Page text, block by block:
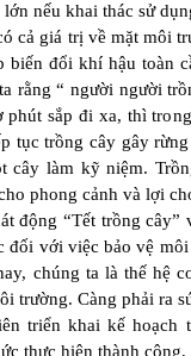
nếu khai thác sử
cả giá trị về mặt môi
biến đổi khí hậu toàn
rằng “ người người
sắp đi xa, thì
tục trồng cây gây
cây làm kỹ niệm.
phong cảnh và lợi
“Tết trồng cây”
đối với việc bảo vệ
chúng ta là thế hệ
trường. Càng phải ra
triển khai kế hoạch
thực hiện thành